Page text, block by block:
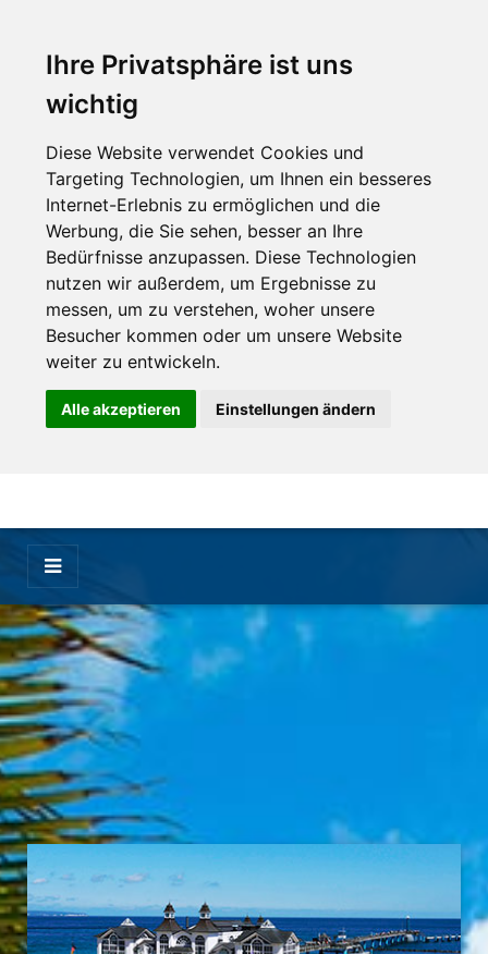
Ihre Privatsphäre ist uns
wichtig
Diese Website verwendet Cookies und
Targeting Technologien, um Ihnen ein besseres
Internet-Erlebnis zu ermöglichen und die
Werbung, die Sie sehen, besser an Ihre
Bedürfnisse anzupassen. Diese Technologien
nutzen wir außerdem, um Ergebnisse zu
messen, um zu verstehen, woher unsere
Besucher kommen oder um unsere Website
weiter zu entwickeln.
Alle akzeptieren Einstellungen ändern